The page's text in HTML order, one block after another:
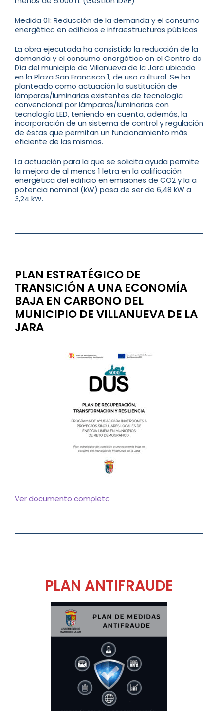
Medida 01: Reducción de la demanda y el consumo
energético en edificios e infraestructuras públicas
La obra ejecutada ha consistido la reducción de la
demanda y el consumo energético en el Centro de
Día del municipio de Villanueva de la Jara ubicado
en la Plaza San Francisco 1, de uso cultural. Se ha
planteado como actuación la sustitución de
lámparas/luminarias existentes de tecnología
convencional por lámparas/luminarias con
tecnología LED, teniendo en cuenta, además, la
incorporación de un sistema de control y regulación
de éstas que permitan un funcionamiento más
eficiente de las mismas.
La actuación para la que se solicita ayuda permite
la mejora de al menos 1 letra en la calificación
energética del edificio en emisiones de CO2 y la a
potencia nominal (kW) pasa de ser de 6,48 kW a
3,24 kW.
PLAN ESTRATÉGICO DE
TRANSICIÓN A UNA ECONOMÍA
BAJA EN CARBONO DEL
MUNICIPIO DE VILLANUEVA DE LA
JARA
Ver documento completo
PLAN ANTIFRAUDE